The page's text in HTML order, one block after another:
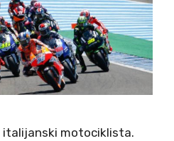
italijanski motociklista.